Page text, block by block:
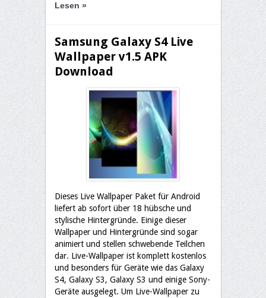
Lesen »
Samsung Galaxy S4 Live
Wallpaper v1.5 APK
Download
Dieses Live Wallpaper Paket für Android
liefert ab sofort über 18 hübsche und
stylische Hintergründe. Einige dieser
Wallpaper und Hintergründe sind sogar
animiert und stellen schwebende Teilchen
dar. Live-Wallpaper ist komplett kostenlos
und besonders für Geräte wie das Galaxy
S4, Galaxy S3, Galaxy S3 und einige Sony-
Geräte ausgelegt. Um Live-Wallpaper zu